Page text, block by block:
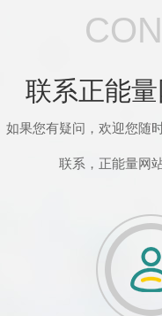
联系正能
如果您有疑问，欢迎
联系，正能量